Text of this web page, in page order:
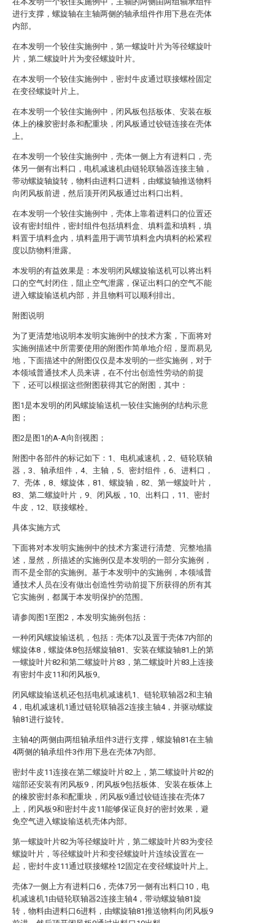
进行支撑，螺旋轴在主轴两侧的轴承组件作用下悬在壳体
内部。
在本发明一个较佳实施例中，第一螺旋叶片为等径螺旋叶
片，第二螺旋叶片为变径螺旋叶片。
在本发明一个较佳实施例中，密封牛皮通过联接螺栓固定
在变径螺旋叶片上。
在本发明一个较佳实施例中，闭风板包括板体、安装在板
体上的橡胶密封条和配重块，闭风板通过铰链连接在壳体
上。
在本发明一个较佳实施例中，壳体一侧上方有进料口，壳
体另一侧有出料口，电机减速机由链轮联轴器连接主轴，
带动螺旋轴旋转，物料由进料口进料，由螺旋轴推送物料
向闭风板前进，然后顶开闭风板通过出料口出料。
在本发明一个较佳实施例中，壳体上靠着进料口的位置还
设有密封组件，密封组件包括填料盒、填料盖和填料，填
料置于填料盒内，填料盖用于调节填料盒内填料的松紧程
度以防物料泄露。
本发明的有益效果是：本发明闭风螺旋输送机可以将出料
口的空气封闭住，阻止空气泄露，保证出料口的空气不能
进入螺旋输送机内部，并且物料可以顺利排出。
附图说明
为了更清楚地说明本发明实施例中的技术方案，下面将对
实施例描述中所需要使用的附图作简单地介绍，显而易见
地，下面描述中的附图仅仅是本发明的一些实施例，对于
本领域普通技术人员来讲，在不付出创造性劳动的前提
下，还可以根据这些附图获得其它的附图，其中：
图1是本发明的闭风螺旋输送机一较佳实施例的结构示意
图；
图2是图1的A-A向剖视图；
附图中各部件的标记如下：1、电机减速机，2、链轮联轴
器，3、轴承组件，4、主轴，5、密封组件，6、进料口，
7、壳体，8、螺旋体，81、螺旋轴，82、第一螺旋叶片，
83、第二螺旋叶片，9、闭风板，10、出料口，11、密封
牛皮，12、联接螺栓。
具体实施方式
下面将对本发明实施例中的技术方案进行清楚、完整地描
述，显然，所描述的实施例仅是本发明的一部分实施例，
而不是全部的实施例。基于本发明中的实施例，本领域普
通技术人员在没有做出创造性劳动前提下所获得的所有其
它实施例，都属于本发明保护的范围。
请参阅图1至图2，本发明实施例包括：
一种闭风螺旋输送机，包括：壳体7以及置于壳体7内部的
螺旋体8，螺旋体8包括螺旋轴81、安装在螺旋轴81上的第
一螺旋叶片82和第二螺旋叶片83，第二螺旋叶片83上连接
有密封牛皮11和闭风板9。
闭风螺旋输送机还包括电机减速机1、链轮联轴器2和主轴
4，电机减速机1通过链轮联轴器2连接主轴4，并驱动螺旋
轴81进行旋转。
主轴4的两侧由两组轴承组件3进行支撑，螺旋轴81在主轴
4两侧的轴承组件3作用下悬在壳体7内部。
密封牛皮11连接在第二螺旋叶片82上，第二螺旋叶片82的
端部还安装有闭风板9，闭风板9包括板体、安装在板体上
的橡胶密封条和配重块，闭风板9通过铰链连接在壳体7
上，闭风板9和密封牛皮11能够保证良好的密封效果，避
免空气进入螺旋输送机壳体内部。
第一螺旋叶片82为等径螺旋叶片，第二螺旋叶片83为变径
螺旋叶片，等径螺旋叶片和变径螺旋叶片连续设置在一
起，密封牛皮11通过联接螺栓12固定在变径螺旋叶片上。
壳体7一侧上方有进料口6，壳体7另一侧有出料口10，电
机减速机1由链轮联轴器2连接主轴4，带动螺旋轴81旋
转，物料由进料口6进料，由螺旋轴81推送物料向闭风板9